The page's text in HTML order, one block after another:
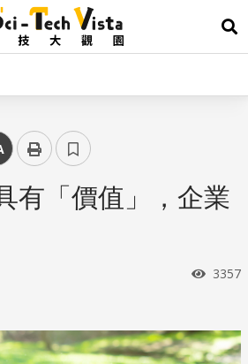
展
有「價值」，企業
瀏覽
3357